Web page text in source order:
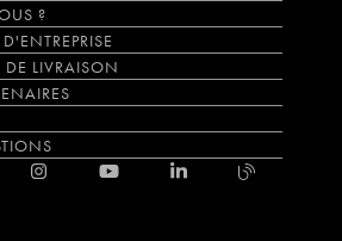
?
DE LIVRAISON